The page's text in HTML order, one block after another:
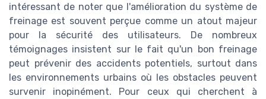
intéressant de noter que l'amélioration du système de
freinage est souvent perçue comme un atout majeur
pour la sécurité des utilisateurs. De nombreux
témoignages insistent sur le fait qu'un bon freinage
peut prévenir des accidents potentiels, surtout dans
les environnements urbains où les obstacles peuvent
survenir inopinément. Pour ceux qui cherchent à